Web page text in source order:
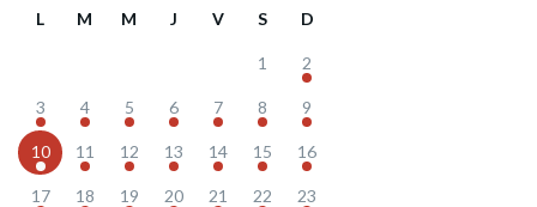
L M M J V S D
1 2
3 4 5 6 7 8 9
10 11 12 13 14 15 16
17 18 19 20 21 22 23